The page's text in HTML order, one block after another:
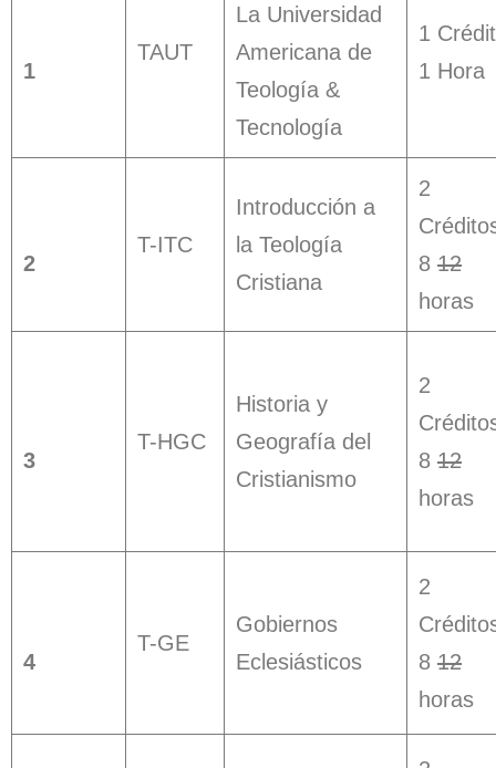
1
TAUT
La Universidad
Americana de
Teología &
Tecnología
1
1 Hora
2
T-ITC
Introducción a
la Teología
Cristiana
2
8 12
horas
3
T-HGC
Historia y
Geografía del
Cristianismo
2
8 12
horas
4
T-GE
Gobiernos
Eclesiásticos
2
8 12
horas